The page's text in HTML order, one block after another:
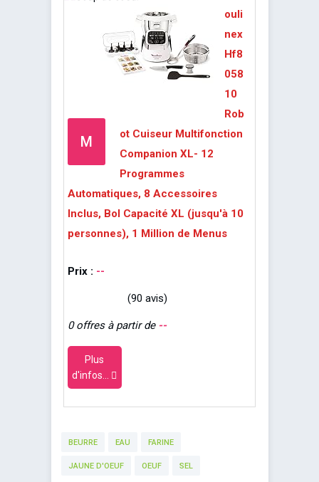
M
ouli
nex
Hf8
058
10
Rob
ot Cuiseur Multifonction
Companion XL- 12
Programmes
Automatiques, 8 Accessoires
Inclus, Bol Capacité XL (jusqu'à 10
personnes), 1 Million de Menus
Prix : --
(90 avis)
0 offres à partir de --
Plus
d'infos...
BEURRE EAU FARINE
JAUNE D'OEUF OEUF SEL